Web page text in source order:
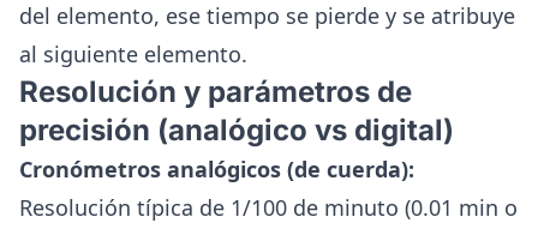
del elemento, ese tiempo se pierde y se atribuye
al siguiente elemento.
Resolución y parámetros de
precisión (analógico vs digital)
Cronómetros analógicos (de cuerda):
Resolución típica de 1/100 de minuto (0.01 min o